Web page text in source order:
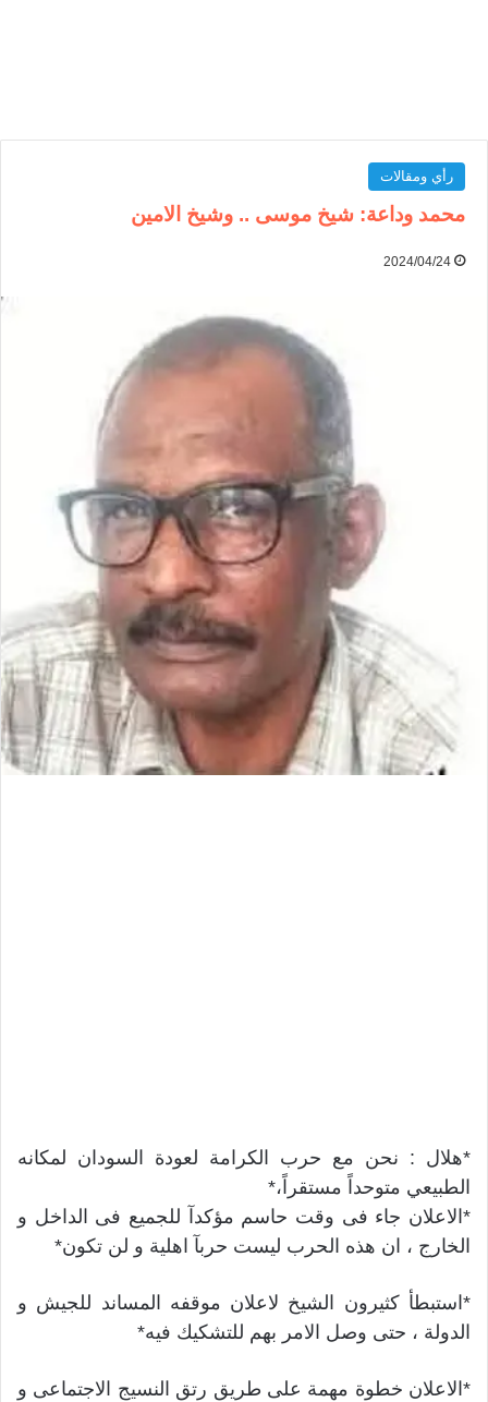
رأي ومقالات
محمد وداعة: شيخ موسى .. وشيخ الامين
2024/04/24
*هلال : نحن مع حرب الكرامة لعودة السودان لمكانه
الطبيعي متوحداً مستقراً،*
*الاعلان جاء فى وقت حاسم مؤكدآ للجميع فى الداخل و
الخارج ، ان هذه الحرب ليست حربآ اهلية و لن تكون*
*استبطأ كثيرون الشيخ لاعلان موقفه المساند للجيش و
الدولة ، حتى وصل الامر بهم للتشكيك فيه*
*الاعلان خطوة مهمة على طريق رتق النسيج الاجتماعى و